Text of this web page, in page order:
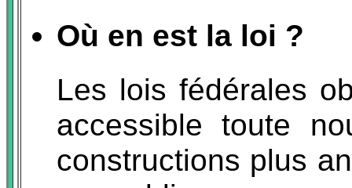
Où en est la loi ?
Les lois fédérales
accessible toute
constructions plus